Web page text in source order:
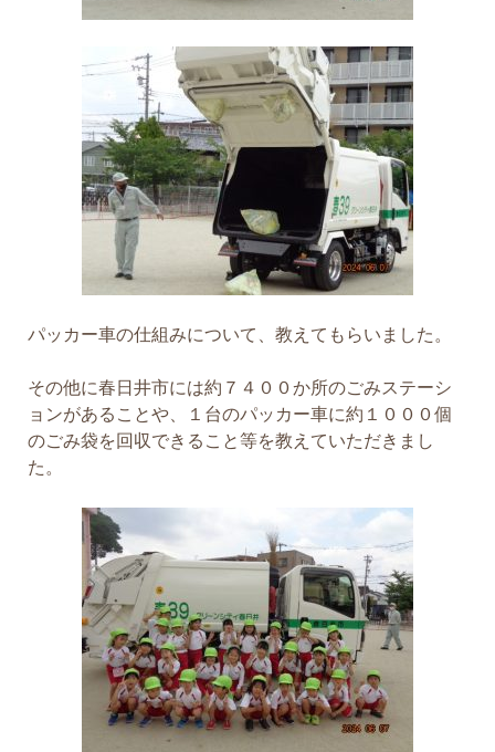
パッカー車の仕組みについて、教えてもらいました。
その他に春日井市には約７４００か所のごみステーシ
ョンがあることや、１台のパッカー車に約１０００個
のごみ袋を回収できること等を教えていただきまし
た。